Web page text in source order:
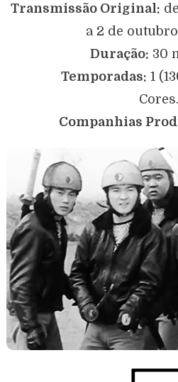
Transmissão Original:
a 2 de
Duração: 30
Temporadas: 1
Cores.
Companhias